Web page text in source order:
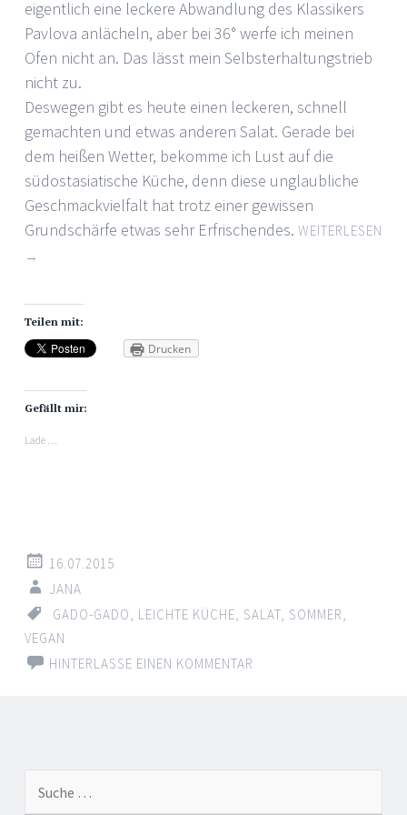
eigentlich eine leckere Abwandlung des Klassikers
Pavlova anlächeln, aber bei 36° werfe ich meinen
Ofen nicht an. Das lässt mein Selbsterhaltungstrieb
nicht zu.
Deswegen gibt es heute einen leckeren, schnell
gemachten und etwas anderen Salat. Gerade bei
dem heißen Wetter, bekomme ich Lust auf die
südostasiatische Küche, denn diese unglaubliche
Geschmackvielfalt hat trotz einer gewissen
Grundschärfe etwas sehr Erfrischendes. WEITERLESEN
→
Teilen mit:
Drucken
Gefällt mir:
Lade …
16.07.2015
JANA
GADO-GADO, LEICHTE KÜCHE, SALAT, SOMMER,
VEGAN
HINTERLASSE EINEN KOMMENTAR